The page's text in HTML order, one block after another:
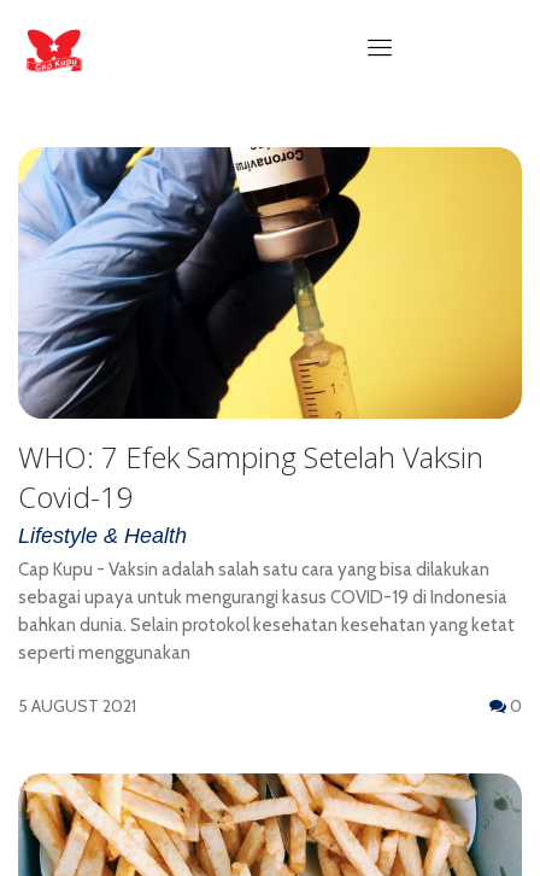
WHO: 7 Efek Samping Setelah Vaksin
Covid-19
Lifestyle & Health
Cap Kupu - Vaksin adalah salah satu cara yang bisa dilakukan
sebagai upaya untuk mengurangi kasus COVID-19 di Indonesia
bahkan dunia. Selain protokol kesehatan kesehatan yang ketat
seperti menggunakan
5 AUGUST 2021 0